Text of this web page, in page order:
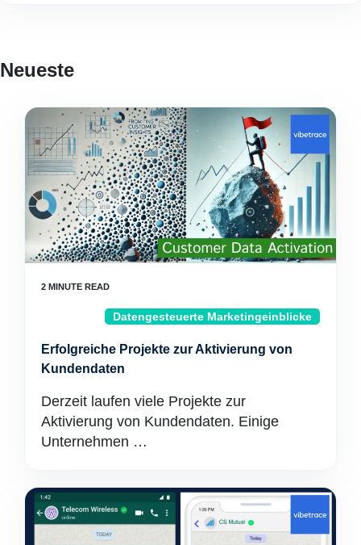
Neueste
Datengesteuerte Marketingeinblicke
Erfolgreiche Projekte zur Aktivierung von
Kundendaten
Derzeit laufen viele Projekte zur
Aktivierung von Kundendaten. Einige
Unternehmen …